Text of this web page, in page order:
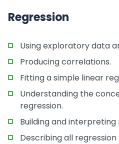
Regression
Using exploratory data
Producing correlations.
Fitting a simple linear
Understanding the
regression.
Building and interpreting
Describing all regression